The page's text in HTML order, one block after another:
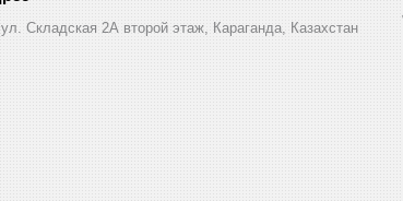
ул. Складская 2А второй этаж, Караганда, Казахстан